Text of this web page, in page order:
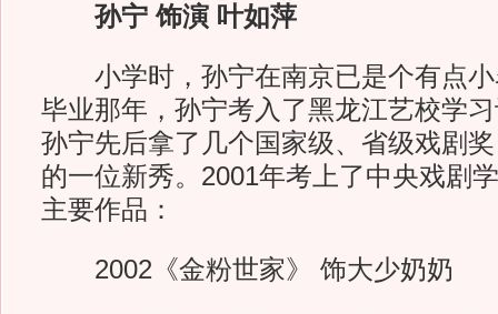
孙宁 饰演 叶如萍
小学时，孙宁在南京已是个有点小
毕业那年，孙宁考入了黑龙江艺校学
孙宁先后拿了几个国家级、省级戏剧
的一位新秀。2001年考上了中央戏剧
主要作品：
2002《金粉世家》 饰大少奶奶